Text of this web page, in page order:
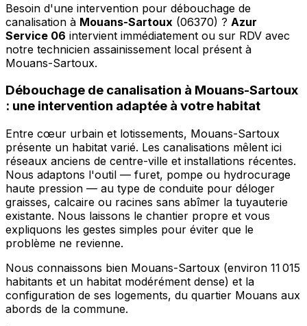
Besoin d'une intervention pour débouchage de
canalisation à Mouans-Sartoux (06370) ? Azur
Service 06 intervient immédiatement ou sur RDV avec
notre technicien assainissement local présent à
Mouans-Sartoux.
Débouchage de canalisation à Mouans-Sartoux
: une intervention adaptée à votre habitat
Entre cœur urbain et lotissements, Mouans-Sartoux
présente un habitat varié. Les canalisations mêlent ici
réseaux anciens de centre-ville et installations récentes.
Nous adaptons l'outil — furet, pompe ou hydrocurage
haute pression — au type de conduite pour déloger
graisses, calcaire ou racines sans abîmer la tuyauterie
existante. Nous laissons le chantier propre et vous
expliquons les gestes simples pour éviter que le
problème ne revienne.
Nous connaissons bien Mouans-Sartoux (environ 11 015
habitants et un habitat modérément dense) et la
configuration de ses logements, du quartier Mouans aux
abords de la commune.